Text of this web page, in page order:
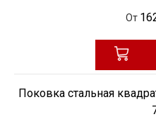
От
Поковка стальная